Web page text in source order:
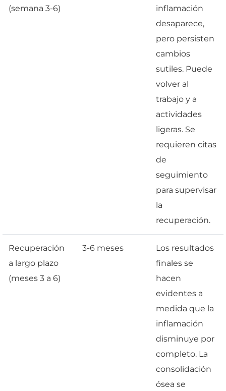
(semana 3-6)
inflamación
desaparece,
pero persisten
cambios
sutiles. Puede
volver al
trabajo y a
actividades
ligeras. Se
requieren citas
de
seguimiento
para supervisar
la
recuperación.
Recuperación
a largo plazo
(meses 3 a 6)
3-6 meses
Los resultados
finales se
hacen
evidentes a
medida que la
inflamación
disminuye por
completo. La
consolidación
ósea se